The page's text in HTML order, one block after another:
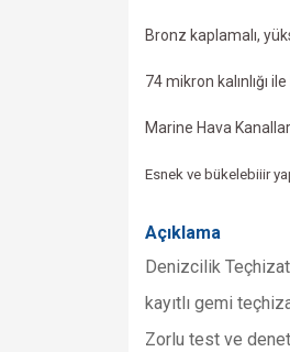
Bronz kaplamalı,
74 mikron kalınlığı
Marine Hava
Esnek ve bükelebiiir
Açıklama
Denizcilik
kayıtlı gemi
Zorlu test ve